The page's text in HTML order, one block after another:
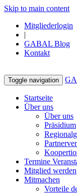
Skip to main content
Mitgliederlogin
|
GABAL Blog
Kontakt
Toggle navigation
Startseite
Über uns
Über uns
Präsidium
Termine
Mitglied werden
Mitmachen
Vorteile